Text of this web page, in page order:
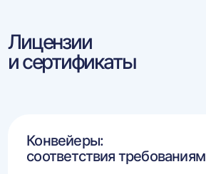
Лицензии
и сертификаты
Конвейеры:
соответствия требованиям